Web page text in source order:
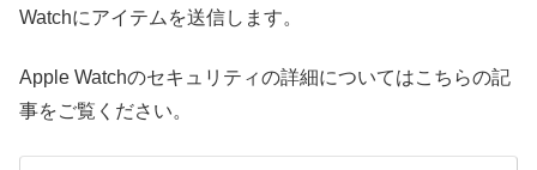
Watchにアイテムを送信します。
Apple Watchのセキュリティの詳細についてはこちらの記
事をご覧ください。